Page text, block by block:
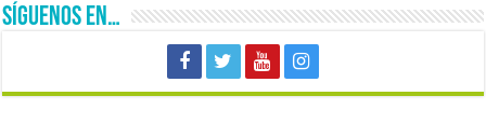
SÍGUENOS EN…